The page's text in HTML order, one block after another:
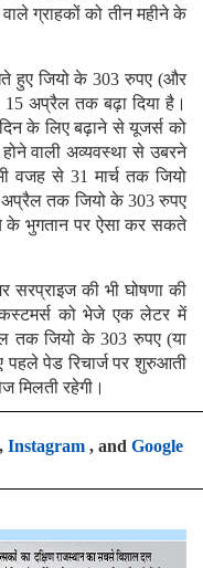
ग्राहकों को तीन महीने के
हुए जियो के 303 रुपए (और
अप्रैल तक बढ़ा दिया है।
के लिए बढ़ाने से यूजर्स को
वाली अव्यवस्था से उबरने
वजह से 31 मार्च तक जियो
अप्रैल तक जियो के 303 रुपए
के भुगतान पर ऐसा कर सकते
सरप्राइज की भी घोषणा की
को भेजे एक लेटर में
तक जियो के 303 रुपए (या
पेड रिचार्ज पर शुरुआती
मिलती रहेगी।
Instagram, and Google